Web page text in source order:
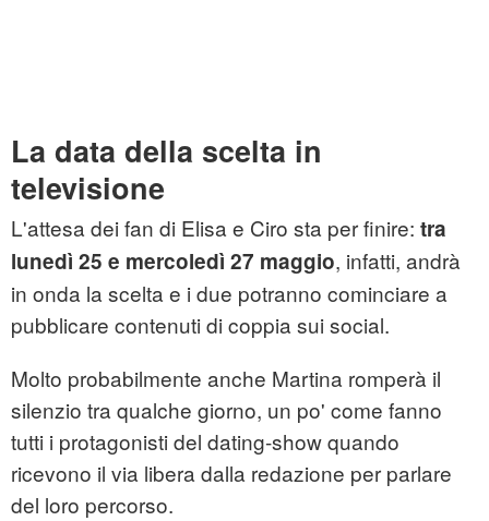
La data della scelta in
televisione
L'attesa dei fan di Elisa e Ciro sta per finire: tra
lunedì 25 e mercoledì 27 maggio, infatti, andrà
in onda la scelta e i due potranno cominciare a
pubblicare contenuti di coppia sui social.
Molto probabilmente anche Martina romperà il
silenzio tra qualche giorno, un po' come fanno
tutti i protagonisti del dating-show quando
ricevono il via libera dalla redazione per parlare
del loro percorso.